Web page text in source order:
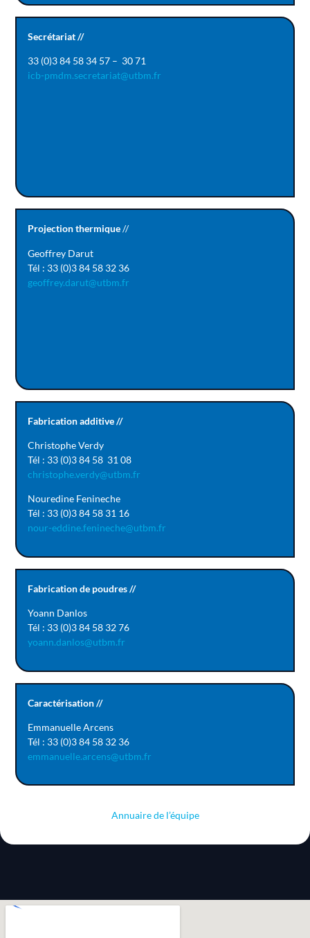
Secrétariat //
33 (0)3 84 58 34 57 – 30 71
icb-pmdm.secretariat@utbm.fr
Projection thermique//
Geoffrey Darut
Tél : 33 (0)3 84 58 32 36
geoffrey.darut@utbm.fr
Fabrication additive //
Christophe Verdy
Tél : 33 (0)3 84 58 31 08
christophe.verdy@utbm.fr
Nouredine Fenineche
Tél : 33 (0)3 84 58 31 16
nour-eddine.fenineche@utbm.fr
Fabrication de poudres //
Yoann Danlos
Tél : 33 (0)3 84 58 32 76
yoann.danlos@utbm.fr
Caractérisation //
Emmanuelle Arcens
Tél : 33 (0)3 84 58 32 36
emmanuelle.arcens@utbm.fr
Annuaire de l’équipe